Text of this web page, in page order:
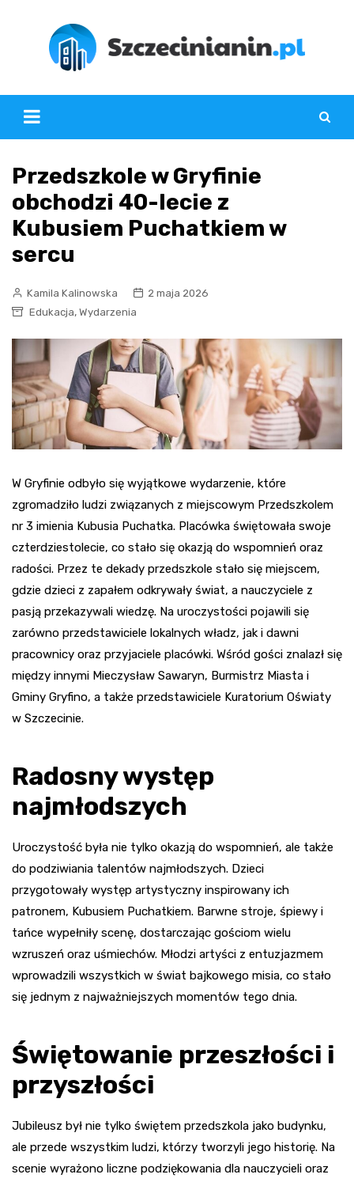
Przedszkole w Gryfinie
obchodzi 40-lecie z
Kubusiem Puchatkiem w
sercu
Kamila Kalinowska
2 maja 2026
Edukacja, Wydarzenia
W Gryfinie odbyło się wyjątkowe wydarzenie, które
zgromadziło ludzi związanych z miejscowym Przedszkolem
nr 3 imienia Kubusia Puchatka. Placówka świętowała swoje
czterdziestolecie, co stało się okazją do wspomnień oraz
radości. Przez te dekady przedszkole stało się miejscem,
gdzie dzieci z zapałem odkrywały świat, a nauczyciele z
pasją przekazywali wiedzę. Na uroczystości pojawili się
zarówno przedstawiciele lokalnych władz, jak i dawni
pracownicy oraz przyjaciele placówki. Wśród gości znalazł się
między innymi Mieczysław Sawaryn, Burmistrz Miasta i
Gminy Gryfino, a także przedstawiciele Kuratorium Oświaty
w Szczecinie.
Radosny występ
najmłodszych
Uroczystość była nie tylko okazją do wspomnień, ale także
do podziwiania talentów najmłodszych. Dzieci
przygotowały występ artystyczny inspirowany ich
patronem, Kubusiem Puchatkiem. Barwne stroje, śpiewy i
tańce wypełniły scenę, dostarczając gościom wielu
wzruszeń oraz uśmiechów. Młodzi artyści z entuzjazmem
wprowadzili wszystkich w świat bajkowego misia, co stało
się jednym z najważniejszych momentów tego dnia.
Świętowanie przeszłości i
przyszłości
Jubileusz był nie tylko świętem przedszkola jako budynku,
ale przede wszystkim ludzi, którzy tworzyli jego historię. Na
scenie wyrażono liczne podziękowania dla nauczycieli oraz